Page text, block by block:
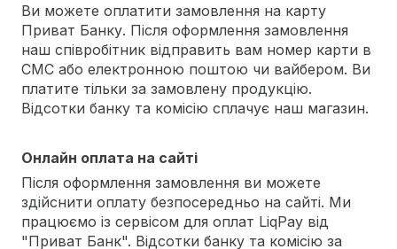
Ви можете оплатити замовлення на карту
Приват Банку. Після оформлення замовлення
наш співробітник відправить вам номер карти в
СМС або електронною поштою чи вайбером. Ви
платите тільки за замовлену продукцію.
Відсотки банку та комісію сплачує наш магазин.
Онлайн оплата на сайті
Після оформлення замовлення ви можете
здійснити оплату безпосередньо на сайті. Ми
працюємо із сервісом для оплат LiqPay від
"Приват Банк". Відсотки банку та комісію за